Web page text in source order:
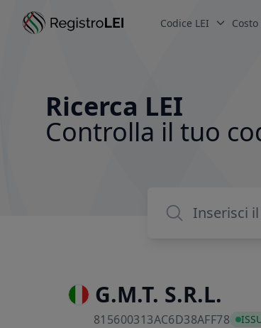
Codice LEI
Ricerca LEI
Controlla il tuo
G.M.T. S.R.L.
815600313AC6D38AFF78